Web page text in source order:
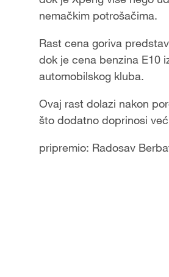
nemačkim potrošačima.
Rast cena goriva
dok je cena benzina E10
automobilskog kluba.
Ovaj rast dolazi nakon
što dodatno doprinosi
pripremio: Radosav